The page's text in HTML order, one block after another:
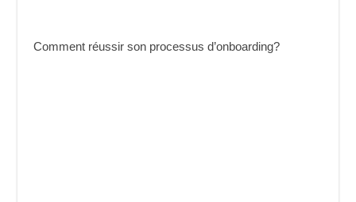
Comment réussir son processus d’onboarding?